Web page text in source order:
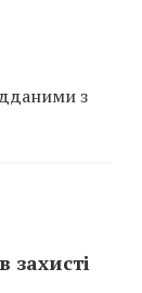
з
захисті